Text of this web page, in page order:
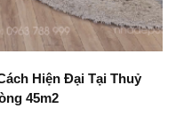
Hiện Đại Tại Thuỷ
45m2